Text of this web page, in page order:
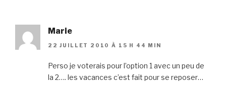
Marie
22 JUILLET 2010 À 15 H 44 MIN
Perso je voterais pour l’option 1 avec un peu de
la 2…. les vacances c’est fait pour se reposer…